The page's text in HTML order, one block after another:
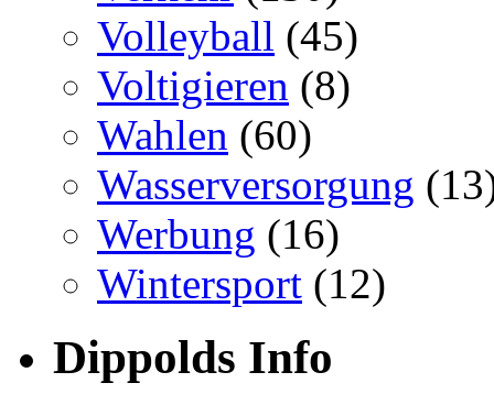
Volleyball (45)
Voltigieren (8)
Wahlen (60)
Wasserversorgung
Werbung (16)
Wintersport (12)
Dippolds Info